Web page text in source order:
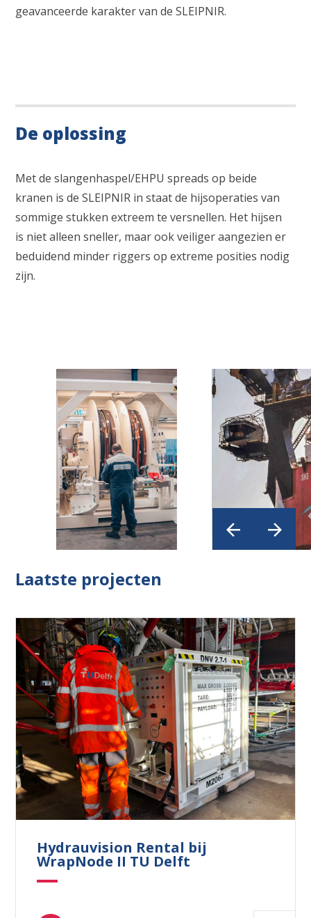
geavanceerde karakter van de SLEIPNIR.
De oplossing
Met de slangenhaspel/EHPU spreads op beide
kranen is de SLEIPNIR in staat de hijsoperaties van
sommige stukken extreem te versnellen. Het hijsen
is niet alleen sneller, maar ook veiliger aangezien er
beduidend minder riggers op extreme posities nodig
zijn.
Laatste projecten
Hydrauvision Rental bij
WrapNode II TU Delft